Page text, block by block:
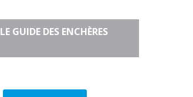
LE GUIDE DES ENCHÈRES